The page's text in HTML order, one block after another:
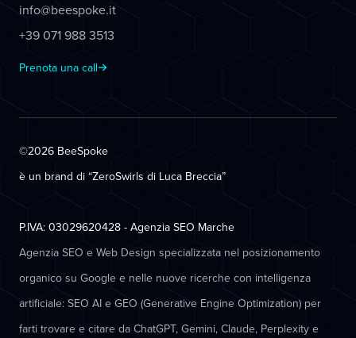
info@beespoke.it
+39 071 988 3513
Prenota una call
©2026 BeeSpoke
è un brand di “ZeroSwirls di Luca Breccia”
P.IVA: 03029620428 - Agenzia SEO Marche
Agenzia SEO e Web Design specializzata nel posizionamento
organico su Google e nelle nuove ricerche con intelligenza
artificiale: SEO AI e GEO (Generative Engine Optimization) per
farti trovare e citare da ChatGPT, Gemini, Claude, Perplexity e